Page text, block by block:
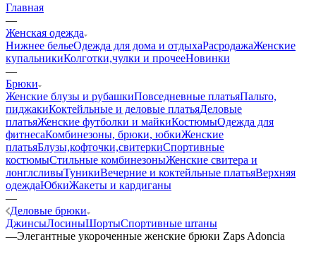
Главная
—
Женская одежда
Нижнее бельеОдежда для дома и отдыхаРасродажаЖенские
купальникиКолготки,чулки и прочееНовинки
—
Брюки
Женские блузы и рубашкиПовседневные платьяПальто,
пиджакиКоктейльные и деловые платьяДеловые
платьяЖенские футболки и майкиКостюмыОдежда для
фитнесаКомбинезоны, брюки, юбкиЖенские
платьяБлузы,кофточки,свитеркиСпортивные
костюмыСтильные комбинезоныЖенские свитера и
лонглсливыТуникиВечерние и коктейльные платьяВерхняя
одеждаЮбкиЖакеты и кардиганы
—
Деловые брюки
ДжинсыЛосиныШортыСпортивные штаны
—Элегантные укороченные женские брюки Zaps Adoncia